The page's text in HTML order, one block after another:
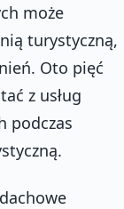
może
turystyczną,
Oto pięć
z usług
podczas